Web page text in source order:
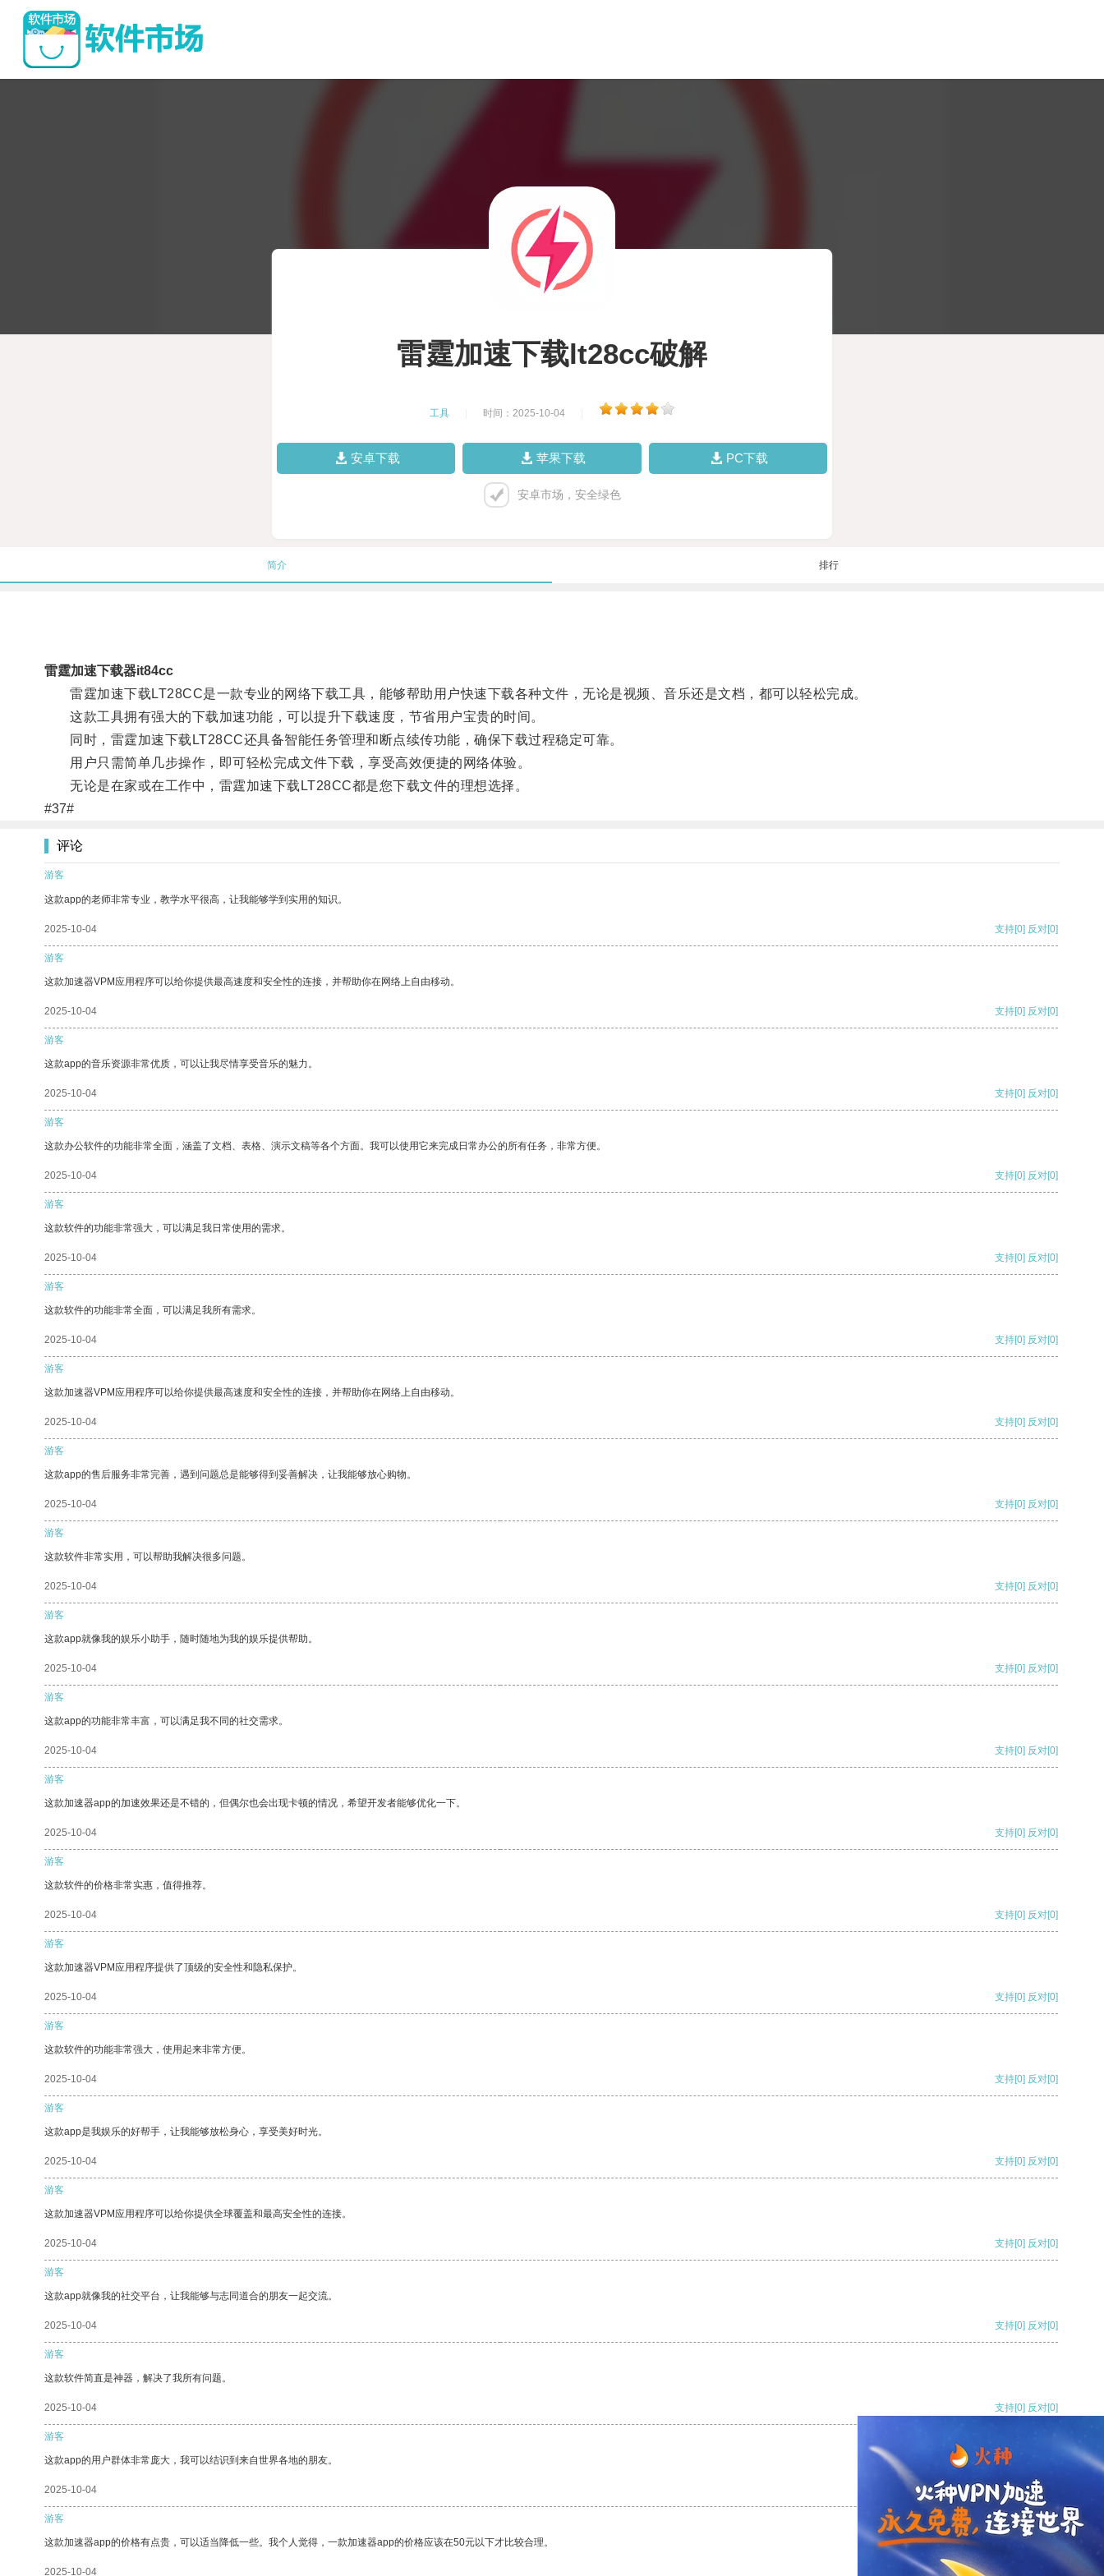
雷霆加速下载lt28cc破解
工具 时间：2025-10-04
安卓下载 苹果下载 PC下载
安卓市场，安全绿色
简介 排行
雷霆加速下载器it84cc
雷霆加速下载LT28CC是一款专业的网络下载工具，能够帮助用户快速下载各种文件，无论是视频、音乐还是文档，都可以轻松完成。
这款工具拥有强大的下载加速功能，可以提升下载速度，节省用户宝贵的时间。
同时，雷霆加速下载LT28CC还具备智能任务管理和断点续传功能，确保下载过程稳定可靠。
用户只需简单几步操作，即可轻松完成文件下载，享受高效便捷的网络体验。
无论是在家或在工作中，雷霆加速下载LT28CC都是您下载文件的理想选择。
#37#
评论
游客
这款app的老师非常专业，教学水平很高，让我能够学到实用的知识。
2025-10-04 支持[0] 反对[0]
游客
这款加速器VPM应用程序可以给你提供最高速度和安全性的连接，并帮助你在网络上自由移动。
2025-10-04 支持[0] 反对[0]
游客
这款app的音乐资源非常优质，可以让我尽情享受音乐的魅力。
2025-10-04 支持[0] 反对[0]
游客
这款办公软件的功能非常全面，涵盖了文档、表格、演示文稿等各个方面。我可以使用它来完成日常办公的所有任务，非常方便。
2025-10-04 支持[0] 反对[0]
游客
这款软件的功能非常强大，可以满足我日常使用的需求。
2025-10-04 支持[0] 反对[0]
游客
这款软件的功能非常全面，可以满足我所有需求。
2025-10-04 支持[0] 反对[0]
游客
这款加速器VPM应用程序可以给你提供最高速度和安全性的连接，并帮助你在网络上自由移动。
2025-10-04 支持[0] 反对[0]
游客
这款app的售后服务非常完善，遇到问题总是能够得到妥善解决，让我能够放心购物。
2025-10-04 支持[0] 反对[0]
游客
这款软件非常实用，可以帮助我解决很多问题。
2025-10-04 支持[0] 反对[0]
游客
这款app就像我的娱乐小助手，随时随地为我的娱乐提供帮助。
2025-10-04 支持[0] 反对[0]
游客
这款app的功能非常丰富，可以满足我不同的社交需求。
2025-10-04 支持[0] 反对[0]
游客
这款加速器app的加速效果还是不错的，但偶尔也会出现卡顿的情况，希望开发者能够优化一下。
2025-10-04 支持[0] 反对[0]
游客
这款软件的价格非常实惠，值得推荐。
2025-10-04 支持[0] 反对[0]
游客
这款加速器VPM应用程序提供了顶级的安全性和隐私保护。
2025-10-04 支持[0] 反对[0]
游客
这款软件的功能非常强大，使用起来非常方便。
2025-10-04 支持[0] 反对[0]
游客
这款app是我娱乐的好帮手，让我能够放松身心，享受美好时光。
2025-10-04 支持[0] 反对[0]
游客
这款加速器VPM应用程序可以给你提供全球覆盖和最高安全性的连接。
2025-10-04 支持[0] 反对[0]
游客
这款app就像我的社交平台，让我能够与志同道合的朋友一起交流。
2025-10-04 支持[0] 反对[0]
游客
这款软件简直是神器，解决了我所有问题。
2025-10-04 支持[0] 反对[0]
游客
这款app的用户群体非常庞大，我可以结识到来自世界各地的朋友。
2025-10-04 支持[0] 反对
游客
这款加速器app的价格有点贵，可以适当降低一些。我个人觉得，一款加速器app的价格应该在50元以下才比较合理。
2025-10-04 支持